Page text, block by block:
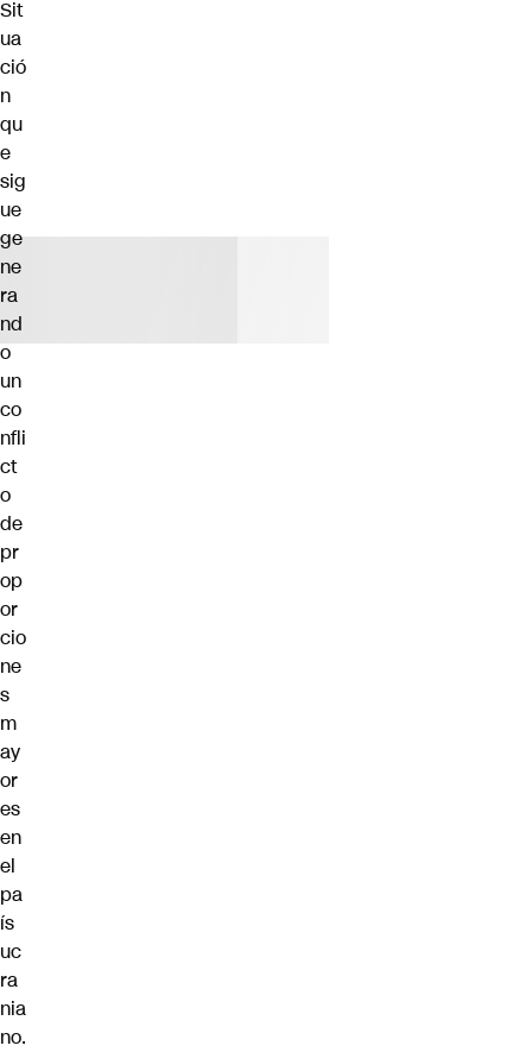
Sit
ua
ció
n
qu
e
sig
ue
ge
ne
ra
nd
o
un
co
nfli
ct
o
de
pr
op
or
cio
ne
s
m
ay
or
es
en
el
pa
ís
uc
ra
nia
no.